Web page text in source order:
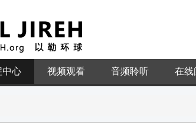
中心 视频观看 音频聆听 在线